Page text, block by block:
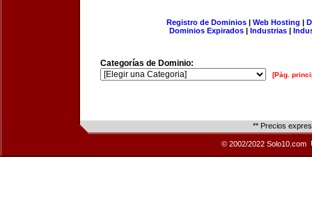
Registro de Dominios| Web Hosting |
Dominios Expirados | Industrias |
Categorías de Dominio:
[Pág.
** Precios
© 2002/2022 Solo10.com